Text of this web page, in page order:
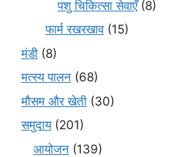
पशु चिकित्सा सेवाएँ(8)
फार्म रखरखाव(15)
मंडी (8)
मत्स्य पालन (68)
मौसम और खेती (30)
समुदाय(201)
आयोजन (139)